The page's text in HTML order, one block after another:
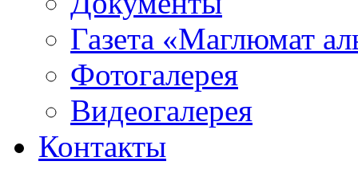
Газета «Маглюмат
Фотогалерея
Видеогалерея
Контакты